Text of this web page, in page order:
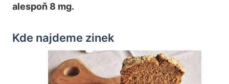
alespoň 8 mg.
Kde najdeme zinek